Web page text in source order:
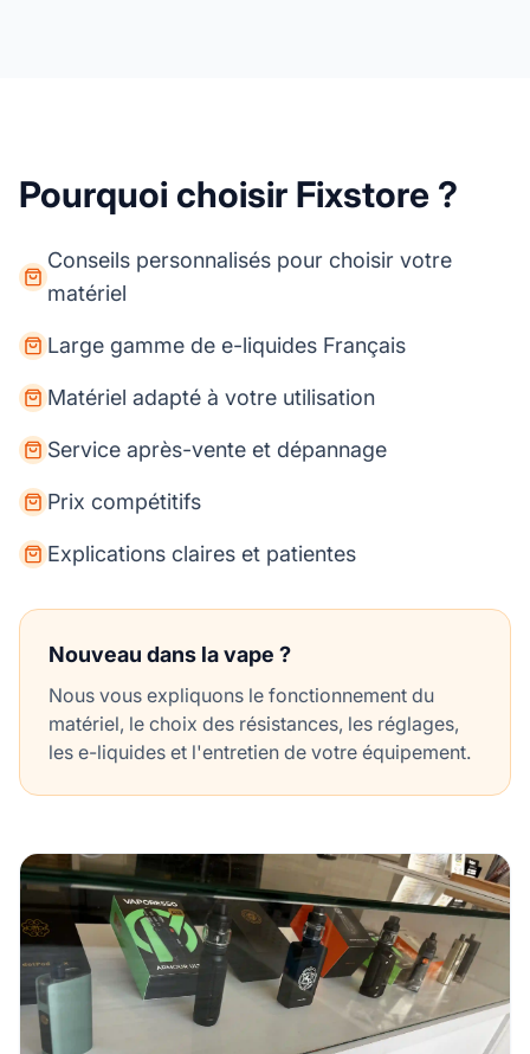
Pourquoi choisir Fixstore ?
Conseils personnalisés pour choisir votre
matériel
Large gamme de e-liquides Français
Matériel adapté à votre utilisation
Service après-vente et dépannage
Prix compétitifs
Explications claires et patientes
Nouveau dans la vape ?
Nous vous expliquons le fonctionnement du
matériel, le choix des résistances, les réglages,
les e-liquides et l'entretien de votre équipement.